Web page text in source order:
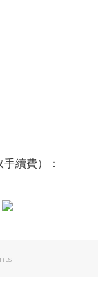
續費）：